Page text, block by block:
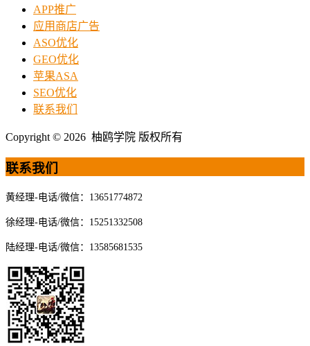
APP推广
应用商店广告
ASO优化
GEO优化
苹果ASA
SEO优化
联系我们
Copyright © 2026 柚鸥学院 版权所有
联系我们
黄经理-电话/微信：13651774872
徐经理-电话/微信：15251332508
陆经理-电话/微信：13585681535